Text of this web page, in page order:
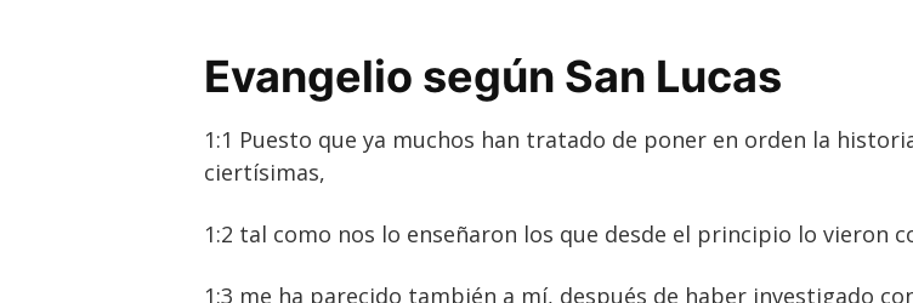
Evangelio según San Lucas
1:1 Puesto que ya muchos han tratado de poner en orden la
ciertísimas,
1:2 tal como nos lo enseñaron los que desde el principio lo vieron
1:3 me ha parecido también a mí, después de haber investigado